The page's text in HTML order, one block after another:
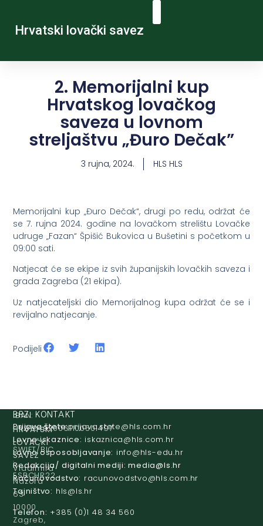
Hrvatski lovački savez
2. Memorijalni kup
Hrvatskog lovačkog
saveza u lovnom
streljaštvu „Đuro Dečak”
3 rujna, 2024. HLS HLS
Memorijalni kup „Đuro Dečak“, drugi po redu, održat će
se 7. rujna 2024. godine na lovačkom strelištu Lovačke
udruge „Fazan“ Špišić Bukovica u Bušetini s početkom u
09:00 sati.
Natjecat će se ekipe iz svih županijskih lovačkih saveza i
grada Zagreba (21 ekipa).
Uz natjecateljski dio Memorijalnog kupa održat će se i
revijalno natjecanje.
Podijeli
HRVATSKI
LOVAČKI
SAVEZ
Vladimira
Nazora
63
10000
Zagreb,
IBAN:
HR8124020061100501497
SWIFT/BIC
:
ESBCHR22
BRZI KONTAKT
Prijava štete: rh.moc.slh
@etets.avajirp
Lovne iskaznice:
rh.moc.slh
@acinzaksi
Lovno osposobljavanje:
rh.ude-slh
@ofni
Redakcija/ digitalni mediji:
rh.sl
@aidem
Računovodstvo:
rh.moc.slh
@ovtsdovonucar
Tajništvo:
rh.sl
@slh
Telefon: +385 (0)1 48 34 560